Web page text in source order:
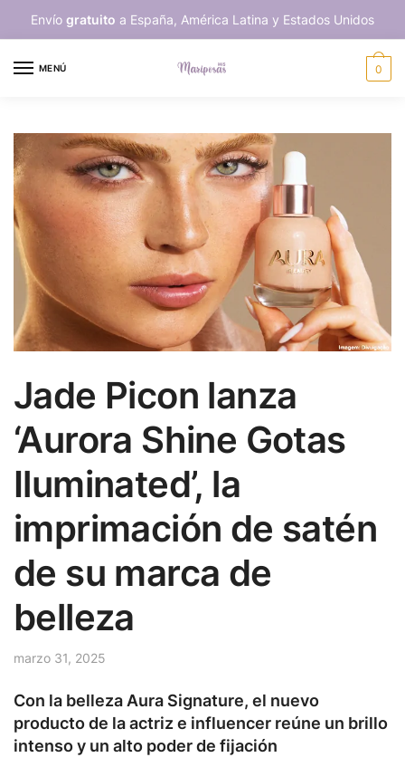
Envío gratuito a España, América Latina y Estados Unidos
MENÚ 0
Jade Picon lanza
‘Aurora Shine Gotas
Iluminated’, la
imprimación de satén
de su marca de
belleza
marzo 31, 2025
Con la belleza Aura Signature, el nuevo
producto de la actriz e influencer reúne un brillo
intenso y un alto poder de fijación